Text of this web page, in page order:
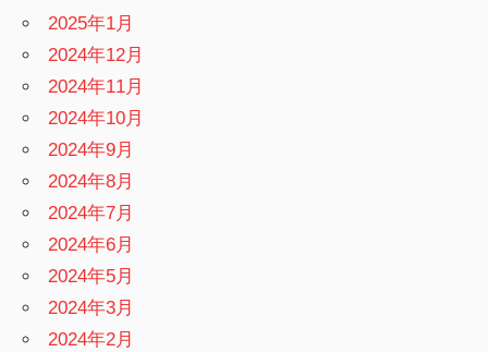
2025年1月
2024年12月
2024年11月
2024年10月
2024年9月
2024年8月
2024年7月
2024年6月
2024年5月
2024年3月
2024年2月